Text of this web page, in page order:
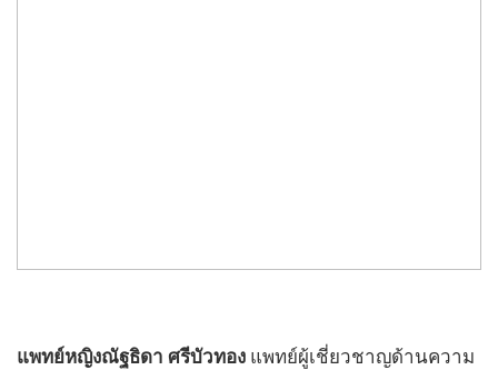
แพทย์หญิงณัฐธิดา ศรีบัวทอง แพทย์ผู้เชี่ยวชาญด้านความ